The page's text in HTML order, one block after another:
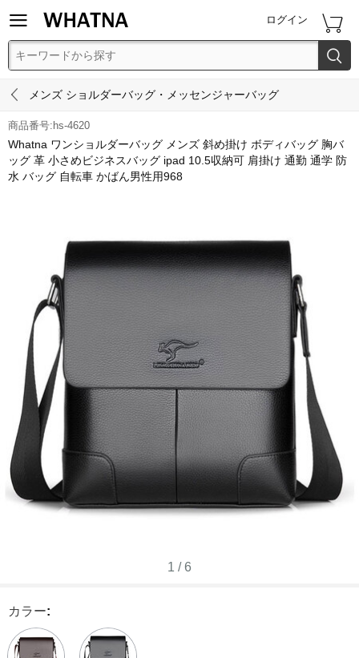
 ログイン 

 メンズ ショルダーバッグ・メッセンジャーバッグ
商品番号:hs-4620
Whatna ワンショルダーバッグ メンズ 斜め掛け ボディバッグ 胸バ
ッグ 革 小さめビジネスバッグ ipad 10.5収納可 肩掛け 通勤 通学 防
水 バッグ 自転車 かばん男性用968
1 /6
カラー: